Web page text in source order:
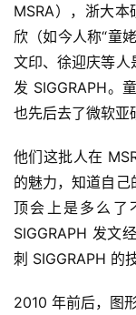
MSRA），浙大
欣（如今人称“童
文印、徐迎庆等人
发 SIGGRAPH。
也先后去了微软亚
他们这批人在
的魅力，知道自
顶会上是多么了
SIGGRAPH 发文
刺 SIGGRAPH 的
2010 年前后，图